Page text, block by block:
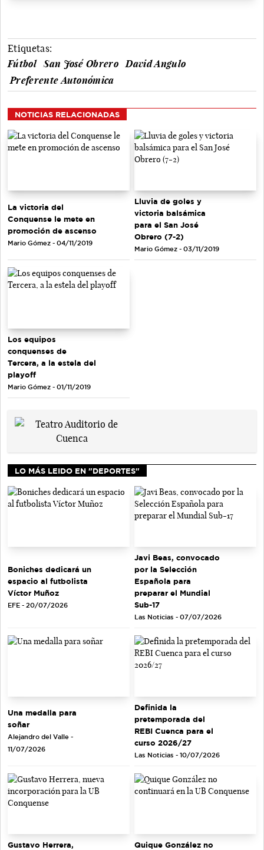
Etiquetas:
Fútbol
San José Obrero
David Angulo
Preferente Autonómica
NOTICIAS RELACIONADAS
La victoria del
Conquense le mete en
promoción de ascenso
Mario Gómez - 04/11/2019
Lluvia de goles y
victoria balsámica
para el San José
Obrero (7-2)
Mario Gómez - 03/11/2019
Los equipos
conquenses de
Tercera, a la estela del
playoff
Mario Gómez - 01/11/2019
LO MÁS LEIDO EN "DEPORTES"
Boniches dedicará un
espacio al futbolista
Víctor Muñoz
EFE - 20/07/2026
Javi Beas, convocado
por la Selección
Española para
preparar el Mundial
Sub-17
Las Noticias - 07/07/2026
Una medalla para
soñar
Alejandro del Valle -
11/07/2026
Definida la
pretemporada del
REBI Cuenca para el
curso 2026/27
Las Noticias - 10/07/2026
Gustavo Herrera,
Quique González no